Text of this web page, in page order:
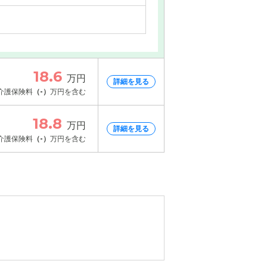
18.6 万円
護保険料 （-） 万円を含む
詳細を見る
18.8 万円
護保険料 （-） 万円を含む
詳細を見る